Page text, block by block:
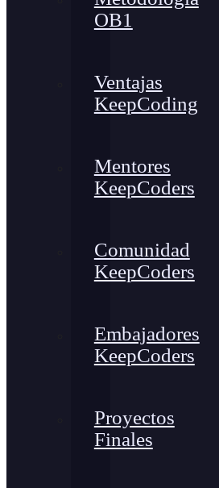
OB1
Ventajas
KeepCoding
Mentores
KeepCoders
Comunidad
KeepCoders
Embajadores
KeepCoders
Proyectos
Finales